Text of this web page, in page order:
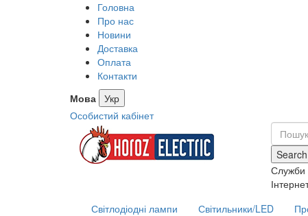
Головна
Про нас
Новини
Доставка
Оплата
Контакти
Мова Укр
Особистий кабінет
Search
Служби
Світлодіодні лампи Світильники/LED